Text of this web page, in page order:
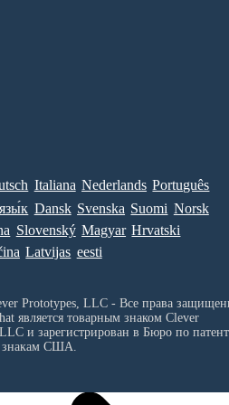
Italiana Nederlands Português
Dansk Svenska Suomi Norsk
Slovenský Magyar Hrvatski
Latvijas eesti
Prototypes, LLC - Все права
является товарным знаком Clever
и зарегистрирован в Бюро по
США.